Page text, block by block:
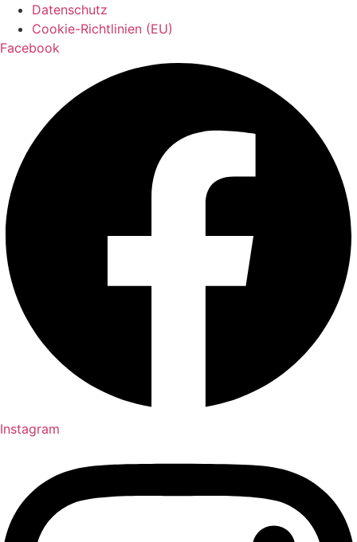
Datenschutz
Cookie-Richtlinien (EU)
Facebook
Instagram